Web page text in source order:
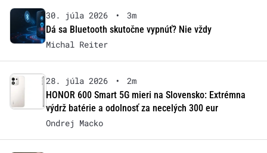
30. júla 2026 •
3m
Dá sa Bluetooth skutočne vypnúť? Nie vždy
Michal Reiter
28. júla 2026 •
2m
HONOR 600 Smart 5G mieri na Slovensko: Extrémna
výdrž batérie a odolnosť za necelých 300 eur
Ondrej Macko